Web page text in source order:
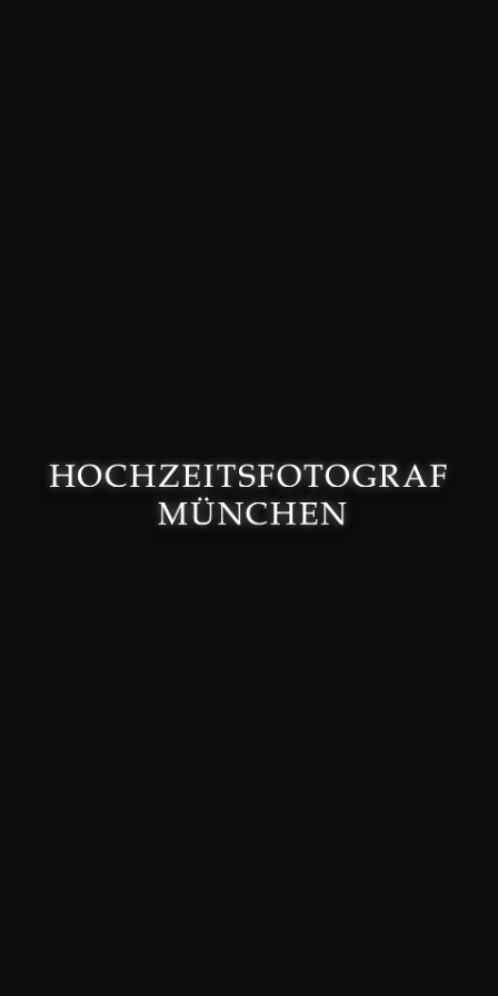
Datenschutzerklärung–Impressum
Made with 🤍 in München.